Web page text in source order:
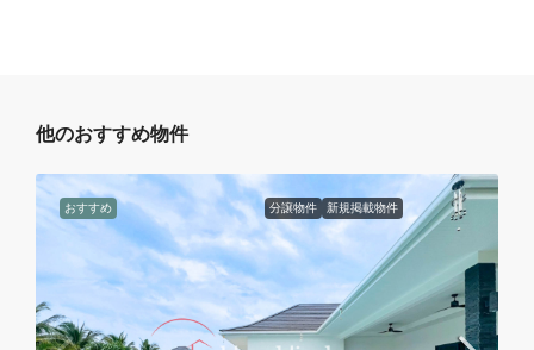
他のおすすめ物件
おすすめ 分譲物件 新規掲載物件